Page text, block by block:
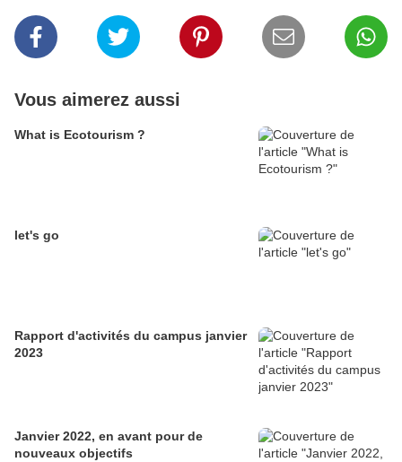
Vous aimerez aussi
What is Ecotourism ?
let's go
Rapport d'activités du campus janvier
2023
Janvier 2022, en avant pour de
nouveaux objectifs